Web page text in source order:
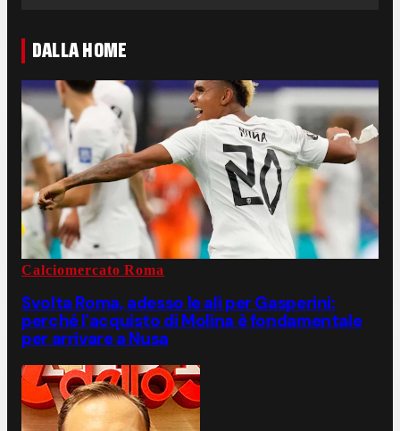
DALLA HOME
Calciomercato Roma
Svolta Roma, adesso le ali per Gasperini:
perché l'acquisto di Molina è fondamentale
per arrivare a Nusa